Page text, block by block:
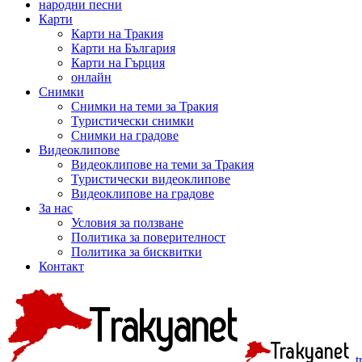
народни песни
Карти
Карти на Тракия
Карти на България
Карти на Гърция
онлайн
Снимки
Снимки на теми за Тракия
Туристически снимки
Снимки на градове
Видеоклипове
Видеоклипове на теми за Тракия
Туристически видеоклипове
Видеоклипове на градове
За нас
Условия за ползване
Политика за поверителност
Политика за бисквитки
Контакт